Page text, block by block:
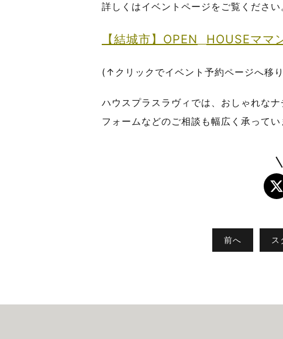
詳しくはイベントページをご覧ください
【結城市】OPEN HOUSEママ
(↑ クリックでイベント予約ページへ移
ハウスプラスラヴィでは、おしゃれな
フォームなどのご相談も幅広く承って
前へ ス